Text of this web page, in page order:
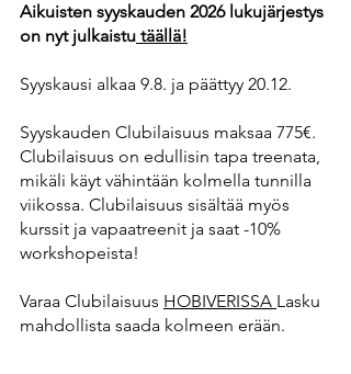
Aikuisten syyskauden 2026 lukujärjestys
on nyt julkaistu täällä!
Syyskausi alkaa 9.8. ja päättyy 20.12.
Syyskauden Clubilaisuus maksaa 775€.
Clubilaisuus on edullisin tapa treenata,
mikäli käyt vähintään kolmella tunnilla
viikossa. Clubilaisuus sisältää myös
kurssit ja vapaatreenit ja saat -10%
workshopeista!
Varaa Clubilaisuus HOBIVERISSA Lasku
mahdollista saada kolmeen erään.